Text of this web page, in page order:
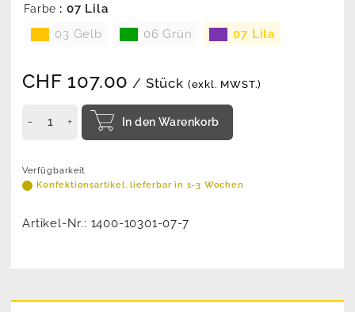
Farbe : 07 Lila
03 Gelb
06 Grün 07 Lila
CHF 107.00 / Stück (exkl. MWST.)
In den Warenkorb
Verfügbarkeit
Konfektionsartikel, lieferbar in 1-3 Wochen
Artikel-Nr.: 1400-10301-07-7